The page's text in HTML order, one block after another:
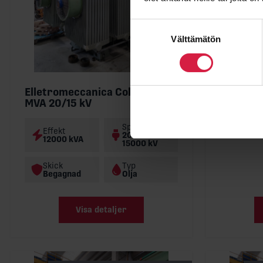
Välttämätön
Elletromeccanica Colombo 12
MVA 20/15 kV
Effekt
12000 kVA
Spänning
20000 /
15000 kV
Skick
Begagnad
Typ
Olja
Visa detaljer